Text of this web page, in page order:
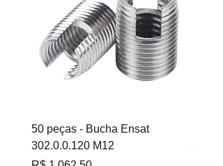
50 peças - Bucha Ensat
302.0.0.120 M12